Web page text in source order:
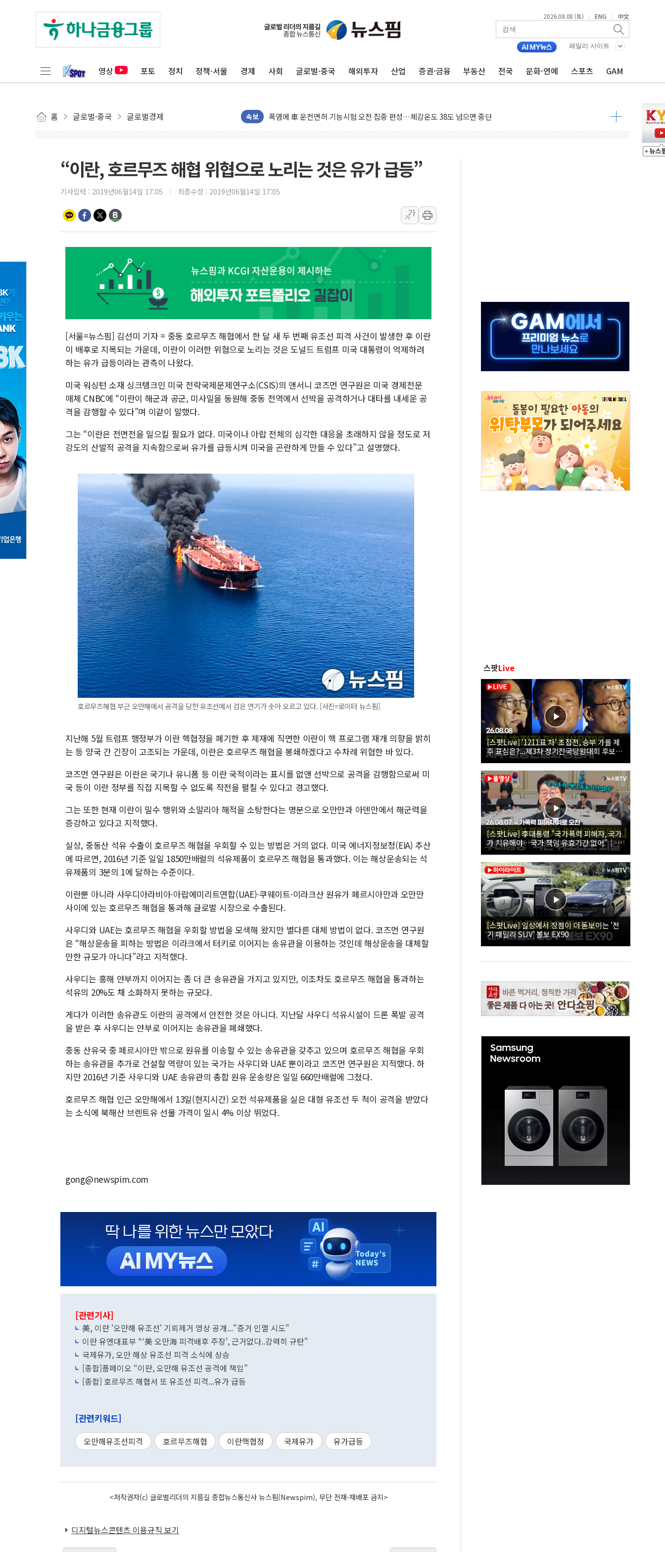
2026.08.08 (토) | ENG | 中文
패밀리 사이트
영상 포토 정치 정책·서울 경제 사회 글로벌·중국 해외투자 산업 증권·금융 부동산 전국 문화·연예 스포츠 GAM
홈 글로벌·중국 글로벌경제 속보
中 전방위 아파트 부양, 수도 베이징도 부동산 규제 철폐
인제 용대리 계곡서 수위 상승으로 피서객 7명 고립…전원 구조
강원 중·남부 동해안 시간당 50mm 이상 폭우…호우경보 발효
청양 밭에서 일하던 90대 숨져…온열질환 여부 조사
李대통령, 'ISA·주가누르기 방지법' 전면 재검토 지시
'호우 특보' 경북 울진 시간당 20~30mm 강한 비...가뭄 해소될 듯
오세훈 "용산공원 주택 검토, 민주당 스스로 원칙 뒤집는 것"
충북 주말 무더위 지속…청주·진천 35도, 곳곳 소나기
10월 보완수사권 폐지·공소청 출범…피해자들 '범죄 사각지대' 우려
한상협, 업계 개인정보 보안 새판 짠다…'자율규제단체' 타진
민주당, 오늘 제주·인천 경선 발표...김민석 '재역전' vs 정청래 '격차 확대'
뉴욕증시, 고용 쇼크에 금리 인상 우려 후퇴…S&P500 최고치
트럼프, 쿡 연준 이사 해임 재추진…"26일까지 의혹 소명" 요구
유럽증시, 美 고용 예상 밖 부진에 연준 금리 인상 가능성 낮아지며 상승… STOXX 600 지수는 나흘 연속 최고치
미 연준 매파 기세 꺾이나…고용 감소에 9월 동결 전망 우세
[종합] 이슬람 수니파 3국, '공동방위협정' 체결… 이스라엘·이란 위협에 맞설 자체 억지력 강화
트럼프, 백신·자폐증 행정명령 검토…"이르면 다음 주"
“이란, 호르무즈 해협 위협으로 노리는 것은 유가 급등”
기사입력 : 2019년06월14일 17:05 최종수정 : 2019년06월14일 17:05
가
가
[서울=뉴스핌] 김선미 기자 = 중동 호르무즈 해협에서 한 달 새 두 번째 유조선 피격 사건이 발생한 후 이란
이 배후로 지목되는 가운데, 이란이 이러한 위협으로 노리는 것은 도널드 트럼프 미국 대통령이 억제하려
하는 유가 급등이라는 관측이 나왔다.
미국 워싱턴 소재 싱크탱크인 미국 전략국제문제연구소(CSIS)의 앤서니 코즈먼 연구원은 미국 경제전문
매체 CNBC에 “이란이 해군과 공군, 미사일을 동원해 중동 전역에서 선박을 공격하거나 대타를 내세운 공
격을 감행할 수 있다”며 이같이 말했다.
그는 “이란은 전면전을 일으킬 필요가 없다. 미국이나 아랍 전체의 심각한 대응을 초래하지 않을 정도로 저
강도의 산발적 공격을 지속함으로써 유가를 급등시켜 미국을 곤란하게 만들 수 있다”고 설명했다.
호르무즈해협 부근 오만해에서 공격을 당한 유조선에서 검은 연기가 솟아 오르고 있다. [사진=로이터 뉴스핌]
지난해 5월 트럼프 행정부가 이란 핵협정을 폐기한 후 제재에 직면한 이란이 핵 프로그램 재개 의향을 밝히
는 등 양국 간 긴장이 고조되는 가운데, 이란은 호르무즈 해협을 봉쇄하겠다고 수차례 위협한 바 있다.
코즈먼 연구원은 이란은 국기나 유니폼 등 이란 국적이라는 표시를 없앤 선박으로 공격을 감행함으로써 미
국 등이 이란 정부를 직접 지목할 수 없도록 작전을 펼칠 수 있다고 경고했다.
그는 또한 현재 이란이 밀수 행위와 소말리아 해적을 소탕한다는 명분으로 오만만과 아덴만에서 해군력을
증강하고 있다고 지적했다.
실상, 중동산 석유 수출이 호르무즈 해협을 우회할 수 있는 방법은 거의 없다. 미국 에너지정보청(EIA) 추산
에 따르면, 2016년 기준 일일 1850만배럴의 석유제품이 호르무즈 해협을 통과했다. 이는 해상운송되는 석
유제품의 3분의 1에 달하는 수준이다.
이란뿐 아니라 사우디아라비아·아랍에미리트연합(UAE)·쿠웨이트·이라크산 원유가 페르시아만과 오만만
사이에 있는 호르무즈 해협을 통과해 글로벌 시장으로 수출된다.
사우디와 UAE는 호르무즈 해협을 우회할 방법을 모색해 왔지만 별다른 대체 방법이 없다. 코즈먼 연구원
은 “해상운송을 피하는 방법은 이라크에서 터키로 이어지는 송유관을 이용하는 것인데 해상운송을 대체할
만한 규모가 아니다”라고 지적했다.
사우디는 홍해 얀부까지 이어지는 좀 더 큰 송유관을 가지고 있지만, 이조차도 호르무즈 해협을 통과하는
석유의 20%도 채 소화하지 못하는 규모다.
게다가 이러한 송유관도 이란의 공격에서 안전한 것은 아니다. 지난달 사우디 석유시설이 드론 폭발 공격
을 받은 후 사우디는 얀부로 이어지는 송유관을 폐쇄했다.
중동 산유국 중 페르시아만 밖으로 원유를 이송할 수 있는 송유관을 갖추고 있으며 호르무즈 해협을 우회
하는 송유관을 추가로 건설할 역량이 있는 국가는 사우디와 UAE 뿐이라고 코즈먼 연구원은 지적했다. 하
지만 2016년 기준 사우디와 UAE 송유관의 총합 원유 운송량은 일일 660만배럴에 그쳤다.
호르무즈 해협 인근 오만해에서 13일(현지시간) 오전 석유제품을 실은 대형 유조선 두 척이 공격을 받았다
는 소식에 북해산 브렌트유 선물 가격이 일시 4% 이상 뛰었다.
gong@newspim.com
[관련기사]
美, 이란 '오만해 유조선' 기뢰제거 영상 공개..."증거 인멸 시도"
이란 유엔대표부 "'美 오만海 피격배후 주장', 근거없다..강력히 규탄"
국제유가, 오만 해상 유조선 피격 소식에 상승
[종합]폼페이오 “이란, 오만해 유조선 공격에 책임”
[종합] 호르무즈 해협서 또 유조선 피격...유가 급등
[관련키워드]
오만해유조선피격 호르무즈해협 이란핵협정 국제유가 유가급등
<저작권자(c) 글로벌리더의 지름길 종합뉴스통신사 뉴스핌(Newspim), 무단 전재-재배포 금지>
디지털뉴스콘텐츠 이용규칙 보기
스팟Live
[스팟Live] ‘1211표 차’ 초접전, 승부 가를 제
주 표심은?...제3차 정기전국당원대회 후보자
제주 합동연설회 생중계 | 26.08.08
[스팟Live] 李대통령 "국가폭력 피해자, 국가
가 치유해야…국가 책임 유효기간 없어"｜
26.08.07 국가폭력 피해자 위로 오찬
[스팟Live] 일상에서 장점이 더 돋보이는 '전
기 패밀리 SUV' 볼보 EX90